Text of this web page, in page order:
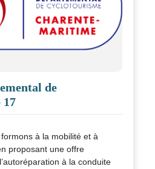
de
17
à la mobilité et à
proposant une offre
à la conduite